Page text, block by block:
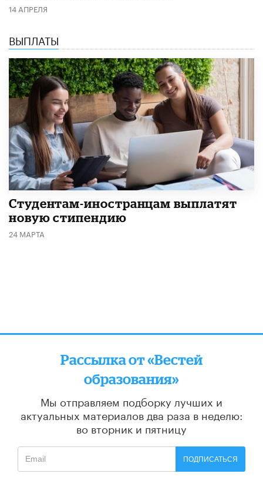
14 АПРЕЛЯ
ВЫПЛАТЫ
Студентам-иностранцам выплатят
новую стипендию
24 МАРТА
Рассылка от «Вестей
образования»
Мы отправляем подборку лучших и
актуальных материалов два раза в неделю:
во вторник и пятницу
ПОДПИСАТЬСЯ